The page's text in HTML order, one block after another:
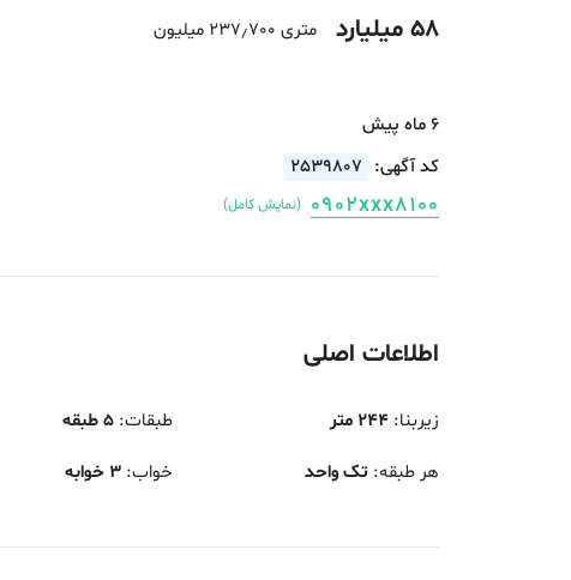
58 میلیارد متری 237٫700 میلیون
6 ماه پیش
کد آگهی: 2539807
0902xxx8100 (نمایش کامل)
اطلاعات اصلی
زیربنا: 244 متر طبقات: 5 طبقه
هر طبقه: تک واحد خواب: 3 خوابه